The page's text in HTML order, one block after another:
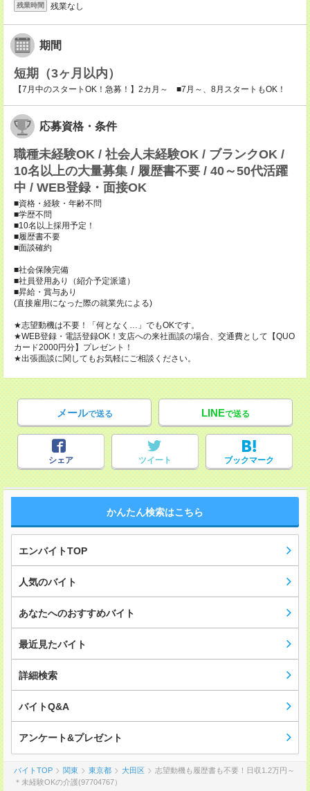
残業時間 残業なし
期間
短期（3ヶ月以内）
【7月中のスタートOK！急募！】2カ月～ ■7月～、8月スタートもOK！
応募資格・条件
職種未経験OK / 社会人未経験OK / ブランクOK /
10名以上の大量募集 / 履歴書不要 / 40～50代活躍
中 / WEB登録・面接OK
■資格・経験・年齢不問
■学歴不問
■10名以上採用予定！
■履歴書不要
■面談確約
■社会保険完備
■社員登用あり（紹介予定派遣）
■昇給・賞与あり
(直接雇用になった際の就業先による)
★志望動機は不要！「何となく…」でもOKです。
★WEB登録・電話登録OK！支店への来社面談の場合、交通費として【QUO
カード2000円分】プレゼント！
★出張面談に関してもお気軽にご相談ください。
メールで送る LINEで送る
シェア ツイート ブックマーク
かんたん検索はこちら
エンバイトTOP
人気のバイト
あなたへのおすすめバイト
最近見たバイト
詳細検索
バイトQ&A
アンケート&プレゼント
バイトTOP 関東 東京都 大田区
志望動機も履歴書も不要！日収1.2万円～
＊未経験OKの介護(97704767）